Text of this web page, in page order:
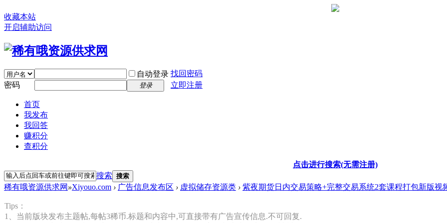
收藏本站
开启辅助访问
自动登录 找回密码
密码
登录 立即注册
首页
我发布
我回答
赚积分
查积分
点击进行搜索(无需注册)
搜索 搜索
稀有哦资源供求网 »Xiyouo.com › 广告信息发布区 › 虚拟储存资源类 › 紫夜期货日内交易策略+完整交易系统2套课程打包新版视
Tips：
1、当前版块发布主题帖,每帖3稀币.标题和内容中,可直接带有广告宣传信息.不可回复.